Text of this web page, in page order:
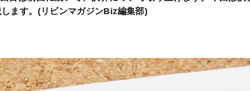
ます。(リビンマガジンBiz編集部)